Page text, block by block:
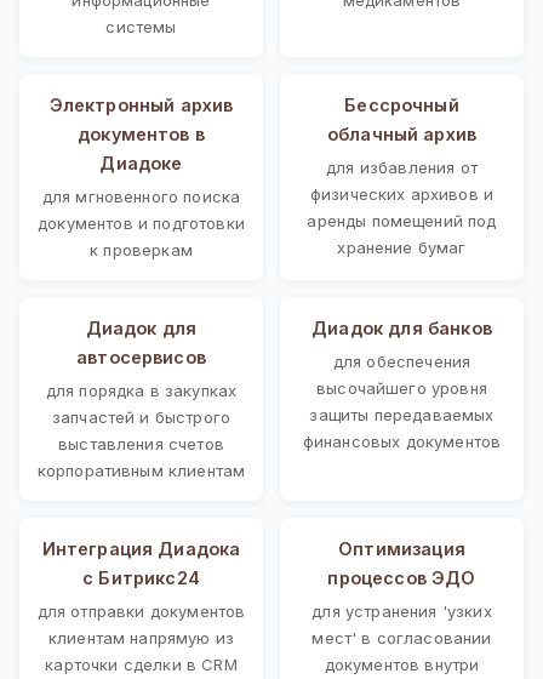
системы
Электронный архив
документов в
Диадоке
для мгновенного поиска
документов и подготовки
к проверкам
Бессрочный
облачный архив
для избавления от
физических архивов и
аренды помещений под
хранение бумаг
Диадок для
автосервисов
для порядка в закупках
запчастей и быстрого
выставления счетов
корпоративным клиентам
Диадок для банков
для обеспечения
высочайшего уровня
защиты передаваемых
финансовых документов
Интеграция Диадока
с Битрикс24
для отправки документов
клиентам напрямую из
карточки сделки в CRM
Оптимизация
процессов ЭДО
для устранения 'узких
мест' в согласовании
документов внутри